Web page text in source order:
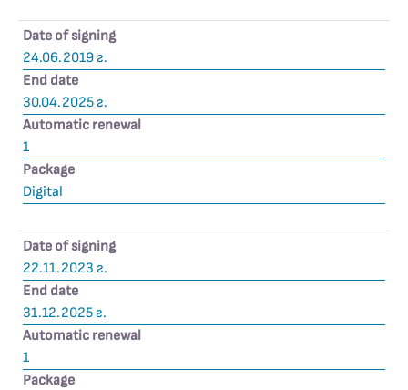
Date of signing
24.06.2019 г.
End date
30.04.2025 г.
Automatic renewal
1
Package
Digital
Date of signing
22.11.2023 г.
End date
31.12.2025 г.
Automatic renewal
1
Package